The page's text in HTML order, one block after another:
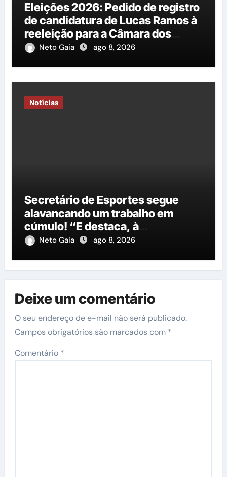
Eleições 2026: Pedido de registro
de candidatura de Lucas Ramos à
reeleição para a Câmara dos
Deputados é protocolado na
Neto Gaia ago 8, 2026
Notícias
Secretário de Esportes segue
alavancando um trabalho em
cúmulo! “E destaca, à
importância do governo George
Neto Gaia ago 8, 2026
Deixe um comentário
O seu endereço de e-mail não será publicado.
Campos obrigatórios são marcados com *
Comentário *